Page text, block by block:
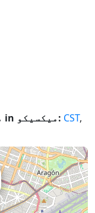
معیاری وقت زون مخفف استعمال شدہ in میکسیکو: CST,